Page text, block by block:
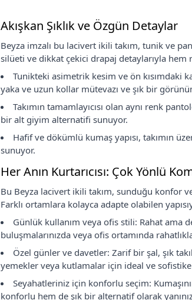
Akışkan Şıklık ve Özgün Detaylar
Beyza imzalı bu lacivert ikili takım, tunik ve
silüeti ve dikkat çekici drapaj detaylarıyla
Tunikteki asimetrik kesim ve ön kısımdaki
yaka ve uzun kollar mütevazı ve şık bir
Takımın tamamlayıcısı olan aynı renk
bir alt giyim alternatifi sunuyor.
Hafif ve dökümlü kumaş yapısı, takımın
sunuyor.
Her Anın Kurtarıcısı: Çok Yönlü
Bu Beyza lacivert ikili takım, sunduğu konfor
Farklı ortamlara kolayca adapte olabilen
Günlük kullanım veya ofis stili: Rahat ama
buluşmalarınızda veya ofis ortamında
Özel günler ve davetler: Zarif bir şal, şık
yemekler veya kutlamalar için ideal ve
Seyahatleriniz için konforlu seçim:
konforlu hem de şık bir alternatif olarak